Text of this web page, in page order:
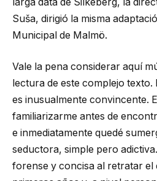
Suša, dirigió la misma
Municipal de Malmö.
Vale la pena considerar aquí
lectura de este complejo texto.
es inusualmente convincente.
familiarizarme antes de
e inmediatamente quedé
seductora, simple pero
forense y concisa al retratar el